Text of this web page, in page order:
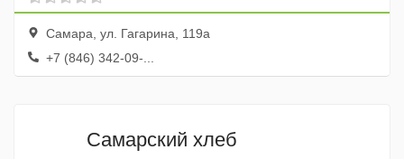
Самара, ул. Гагарина, 119а
+7 (846) 342-09-...
Самарский хлеб